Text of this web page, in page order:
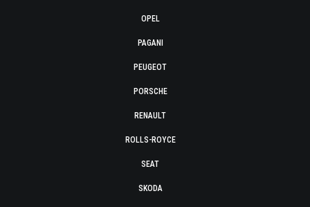
OPEL
PAGANI
PEUGEOT
PORSCHE
RENAULT
ROLLS-ROYCE
SEAT
SKODA